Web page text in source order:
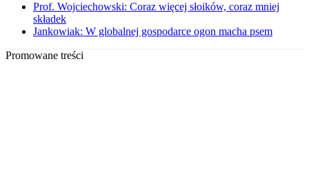
Prof. Wojciechowski: Coraz więcej słoików, coraz mniej
składek
Jankowiak: W globalnej gospodarce ogon macha psem
Promowane treści